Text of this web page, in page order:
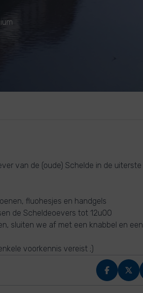
van de (oude) Schelde in de uiterste
fluohesjes en handgels
de Scheldeoevers tot 12u00
sluiten we af met een knabbel en een
voorkennis vereist ;)